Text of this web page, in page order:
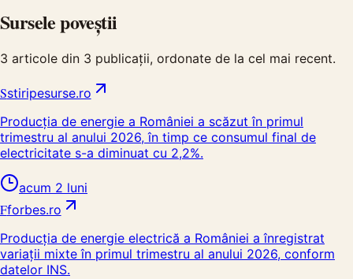
Sursele poveștii
3 articole din 3 publicații, ordonate de la cel mai recent.
Sstiripesurse.ro
Producția de energie a României a scăzut în primul
trimestru al anului 2026, în timp ce consumul final de
electricitate s-a diminuat cu 2,2%.
acum 2 luni
Fforbes.ro
Producția de energie electrică a României a înregistrat
variații mixte în primul trimestru al anului 2026, conform
datelor INS.